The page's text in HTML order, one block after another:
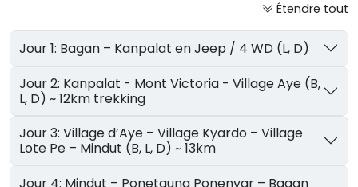
Étendre tout
Jour 1: Bagan – Kanpalat en Jeep / 4 WD (L, D)
Jour 2: Kanpalat - Mont Victoria - Village Aye (B,
L, D) ~ 12km trekking
Jour 3: Village d’Aye – Village Kyardo – Village
Lote Pe – Mindut (B, L, D) ~ 13km
Jour 4: Mindut – Ponetaung Ponenyar – Bagan